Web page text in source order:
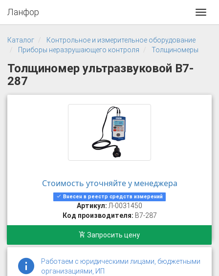
Ланфор
Каталог
Контрольное и измерительное оборудование
Приборы неразрушающего контроля
Толщиномеры
Толщиномер ультразвуковой В7-
287
Стоимость уточняйте у менеджера
Внесен в реестр средств измерений
Артикул: Л-0031450
Код производителя: В7-287
Запросить цену
Работаем с юридическими лицами, бюджетными
организациями, ИП